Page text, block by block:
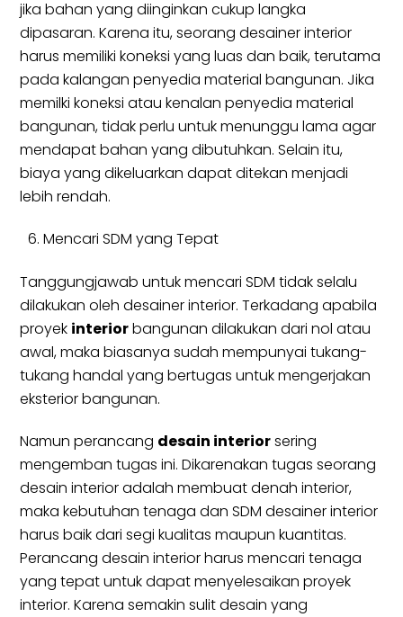
jika bahan yang diinginkan cukup langka
dipasaran. Karena itu, seorang desainer interior
harus memiliki koneksi yang luas dan baik, terutama
pada kalangan penyedia material bangunan. Jika
memilki koneksi atau kenalan penyedia material
bangunan, tidak perlu untuk menunggu lama agar
mendapat bahan yang dibutuhkan. Selain itu,
biaya yang dikeluarkan dapat ditekan menjadi
lebih rendah.
Mencari SDM yang Tepat
Tanggungjawab untuk mencari SDM tidak selalu
dilakukan oleh desainer interior. Terkadang apabila
proyek interiorbangunan dilakukan dari nol atau
awal, maka biasanya sudah mempunyai tukang-
tukang handal yang bertugas untuk mengerjakan
eksterior bangunan.
Namun perancang desain interiorsering
mengemban tugas ini. Dikarenakan tugas seorang
desain interior adalah membuat denah interior,
maka kebutuhan tenaga dan SDM desainer interior
harus baik dari segi kualitas maupun kuantitas.
Perancang desain interior harus mencari tenaga
yang tepat untuk dapat menyelesaikan proyek
interior. Karena semakin sulit desain yang